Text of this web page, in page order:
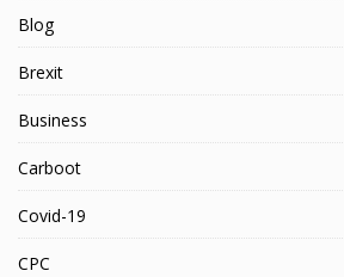
Blog
Brexit
Business
Carboot
Covid-19
CPC